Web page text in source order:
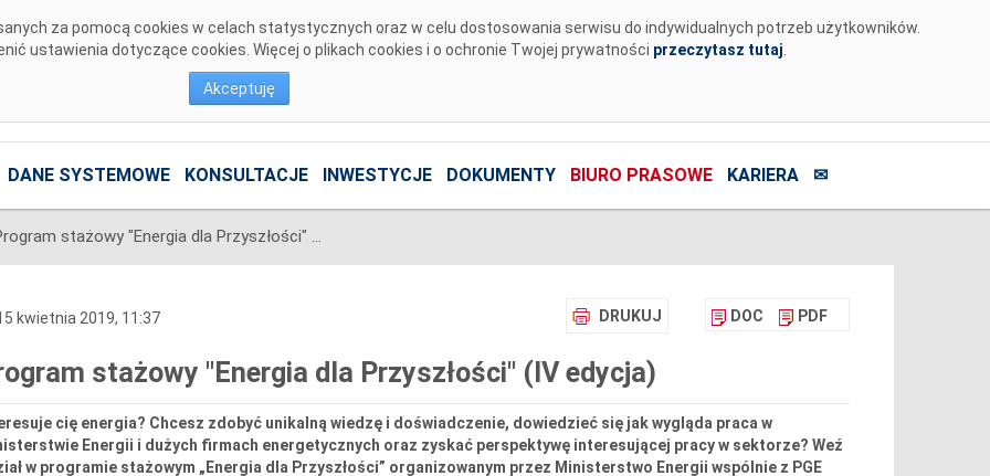
za pomocą cookies w celach statystycznych oraz w celu dostosowania serwisu do indywidualnych potrzeb użytkowników.
ustawienia dotyczące cookies. Więcej o plikach cookies i o ochronie Twojej prywatności przeczytasz tutaj
Akceptuję
DANE SYSTEMOWE KONSULTACJE INWESTYCJE DOKUMENTY BIURO PRASOWE KARIERA ✉
Program stażowy "Energia dla Przyszłości" (IV edycja)
DRUKUJ DOC PDF
kwietnia 2019, 11:37
stażowy "Energia dla Przyszłości" (IV edycja)
cię energia? Chcesz zdobyć unikalną wiedzę i doświadczenie, dowiedzieć się jak wygląda praca w
Energii i dużych firmach energetycznych oraz zyskać perspektywę interesującej pracy w sektorze? Weź
w programie stażowym „Energia dla Przyszłości” organizowanym przez Ministerstwo Energii wspólnie z PGE